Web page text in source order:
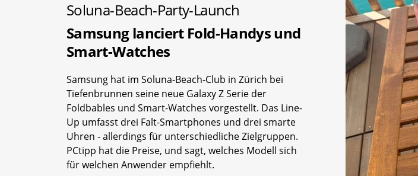
Soluna-Beach-Party-Launch
Samsung lanciert Fold-Handys und
Smart-Watches
Samsung hat im Soluna-Beach-Club in Zürich bei
Tiefenbrunnen seine neue Galaxy Z Serie der
Foldbables und Smart-Watches vorgestellt. Das Line-
Up umfasst drei Falt-Smartphones und drei smarte
Uhren - allerdings für unterschiedliche Zielgruppen.
PCtipp hat die Preise, und sagt, welches Modell sich
für welchen Anwender empfiehlt.